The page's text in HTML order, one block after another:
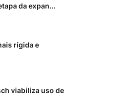
da expan...
rígida e
viabiliza uso de